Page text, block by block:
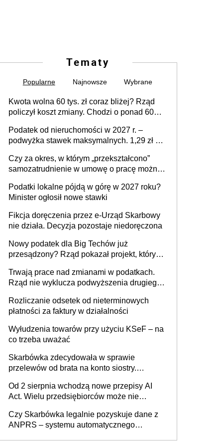
Tematy
Popularne Najnowsze Wybrane
Kwota wolna 60 tys. zł coraz bliżej? Rząd
policzył koszt zmiany. Chodzi o ponad 60
Podatek od nieruchomości w 2027 r. –
podwyżka stawek maksymalnych. 1,29 zł za
budynków i lokali związanych z
prowadzeniem działalności gospodarczej
Czy za okres, w którym „przekształcono”
samozatrudnienie w umowę o pracę można
umowy cywilnoprawnej jedynym
racjonalnym wyjściem
Podatki lokalne pójdą w górę w 2027 roku?
Minister ogłosił nowe stawki
Fikcja doręczenia przez e-Urząd Skarbowy
nie działa. Decyzja pozostaje niedoręczona
Nowy podatek dla Big Techów już
przesądzony? Rząd pokazał projekt, który
Trwają prace nad zmianami w podatkach.
Rząd nie wyklucza podwyższenia drugiego
Rozliczanie odsetek od nieterminowych
płatności za faktury w działalności
Wyłudzenia towarów przy użyciu KSeF – na
co trzeba uważać
Skarbówka zdecydowała w sprawie
przelewów od brata na konto siostry.
darowizna, ale podatku jednak nie będzie
Od 2 sierpnia wchodzą nowe przepisy AI
Act. Wielu przedsiębiorców może nie
Czy Skarbówka legalnie pozyskuje dane z
ANPRS – systemu automatycznego